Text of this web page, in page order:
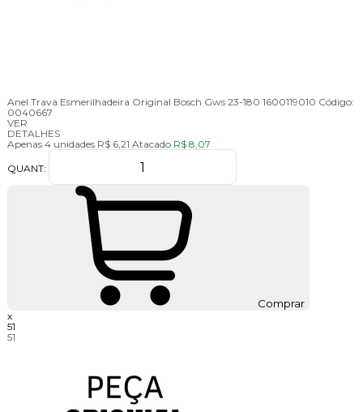
Anel Trava Esmerilhadeira Original Bosch Gws 23-180 1600119010 Código:
0040667
VER
DETALHES
Apenas 4 unidades R$ 6,21 Atacado R$ 8,07
QUANT:
Comprar
x
51
51